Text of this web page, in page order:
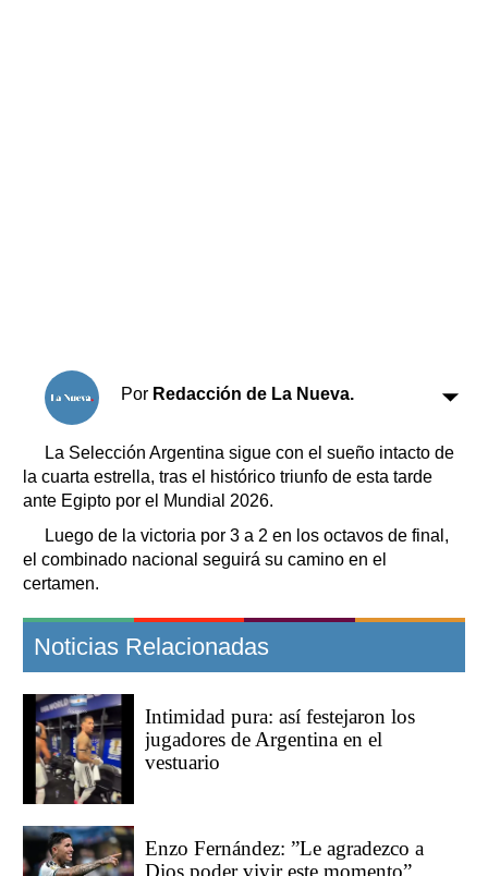
Por Redacción de La Nueva.
La Selección Argentina sigue con el sueño intacto de
la cuarta estrella, tras el histórico triunfo de esta tarde
ante Egipto por el Mundial 2026.
Luego de la victoria por 3 a 2 en los octavos de final,
el combinado nacional seguirá su camino en el
certamen.
Noticias Relacionadas
Intimidad pura: así festejaron los
jugadores de Argentina en el
vestuario
Enzo Fernández: ”Le agradezco a